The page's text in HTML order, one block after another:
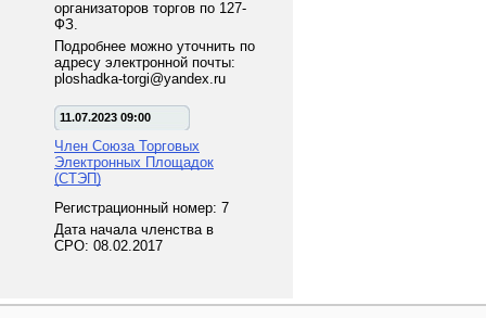
организаторов торгов по 127-
ФЗ.
Подробнее можно уточнить по
адресу электронной почты:
ploshadka-torgi@yandex.ru
11.07.2023 09:00
Член Союза Торговых
Электронных Площадок
(СТЭП)
Регистрационный номер: 7
Дата начала членства в
СРО: 08.02.2017